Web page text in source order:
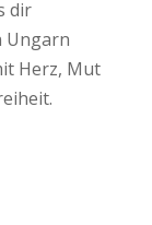
dir
Ungarn
Herz, Mut